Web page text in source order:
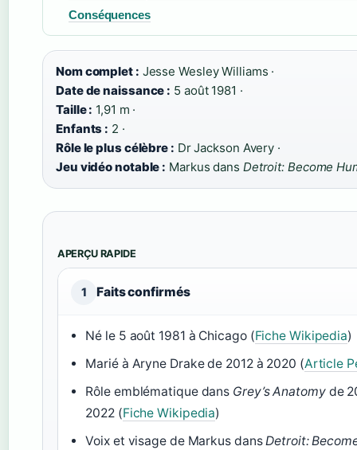
Conséquences
Nom complet : Jesse Wesley Williams ·
Date de naissance : 5 août 1981 ·
Taille : 1,91 m ·
Enfants : 2 ·
Rôle le plus célèbre : Dr Jackson Avery ·
Jeu vidéo notable : Markus dans Detroit: Become
APERÇU RAPIDE
1 Faits confirmés
Né le 5 août 1981 à Chicago (Fiche Wikipedia)
Marié à Aryne Drake de 2012 à 2020 (Article
Rôle emblématique dans Grey’s Anatomyde
2022 (Fiche Wikipedia)
Voix et visage de Markus dansDetroit: